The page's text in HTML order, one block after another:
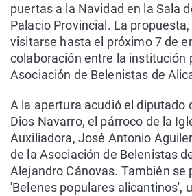
puertas a la Navidad en la Sala
Palacio Provincial. La
visitarse hasta el próximo 7 de
colaboración entre la institución
Asociación de Belenistas de
A la apertura acudió el diputado
Dios Navarro, el párroco de la
Auxiliadora, José Antonio
de la Asociación de Belenistas
Alejandro Cánovas. También se
'Belenes populares alicantinos',